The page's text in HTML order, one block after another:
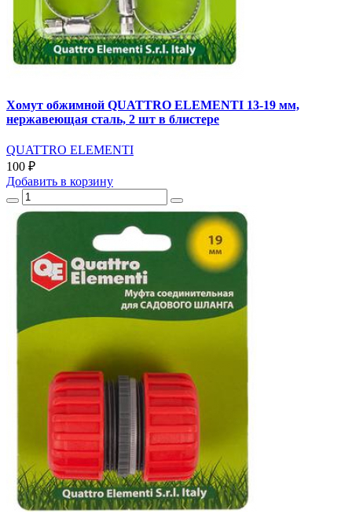
Хомут обжимной QUATTRO ELEMENTI 13-19 мм,
нержавеющая сталь, 2 шт в блистере
QUATTRO ELEMENTI
100 ₽
Добавить в корзину